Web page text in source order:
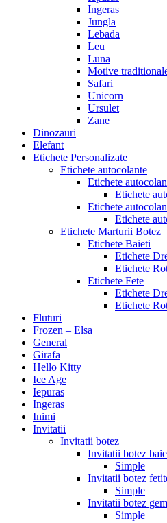
Ingeras
Jungla
Lebada
Leu
Luna
Motive
Safari
Unicorn
Ursulet
Zane
Dinozauri
Elefant
Etichete Personalizate
Etichete autocolante
Etichete
Etichete
Etichete
Etichete
Etichete Marturii Botez
Etichete Baieti
Etichete
Etichete
Etichete Fete
Etichete
Etichete
Fluturi
Frozen – Elsa
General
Girafa
Hello Kitty
Ice Age
Iepuras
Ingeras
Inimi
Invitatii
Invitatii botez
Invitatii botez
Simple
Invitatii botez
Simple
Invitatii botez
Simple